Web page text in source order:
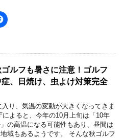
ゴルフも暑さに注意！ゴルフ
、日焼け、虫よけ対策完全
入り、気温の変動が大きくなってきま
によると、今年の10月上旬は「10年
の高温になる可能性もあり、昼間は
域もあるようです。 そんな秋ゴルフ